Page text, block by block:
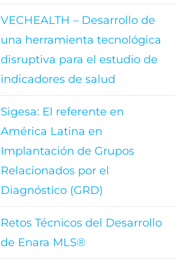
VECHEALTH – Desarrollo de
una herramienta tecnológica
disruptiva para el estudio de
indicadores de salud
Sigesa: El referente en
América Latina en
Implantación de Grupos
Relacionados por el
Diagnóstico (GRD)
Retos Técnicos del Desarrollo
de Enara MLS®